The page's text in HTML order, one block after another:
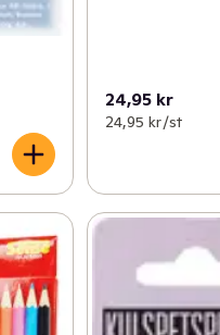
24,95 kr
24,95 kr /st